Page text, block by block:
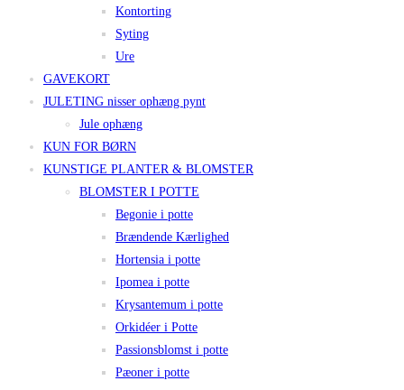
Kontorting
Syting
Ure
GAVEKORT
JULETING nisser ophæng pynt
Jule ophæng
KUN FOR BØRN
KUNSTIGE PLANTER & BLOMSTER
BLOMSTER I POTTE
Begonie i potte
Brændende Kærlighed
Hortensia i potte
Ipomea i potte
Krysantemum i potte
Orkidéer i Potte
Passionsblomst i potte
Pæoner i potte